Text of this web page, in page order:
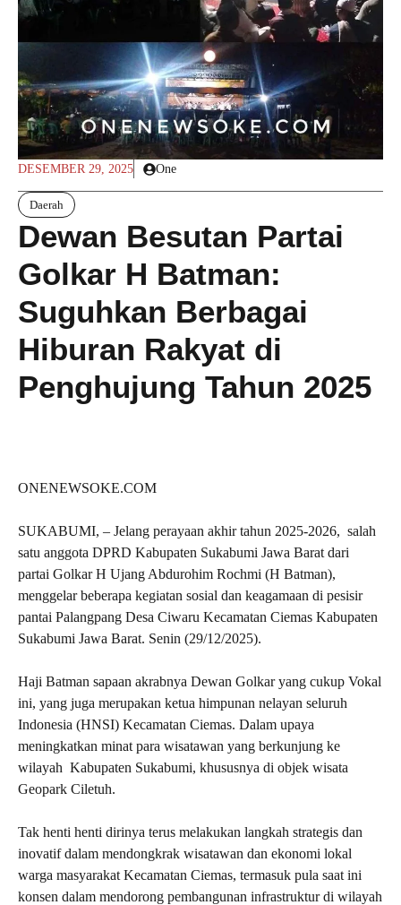
DESEMBER 29, 2025 One
Daerah
Dewan Besutan Partai
Golkar H Batman:
Suguhkan Berbagai
Hiburan Rakyat di
Penghujung Tahun 2025
ONENEWSOKE.COM
SUKABUMI, – Jelang perayaan akhir tahun 2025-2026, salah
satu anggota DPRD Kabupaten Sukabumi Jawa Barat dari
partai Golkar H Ujang Abdurohim Rochmi (H Batman),
menggelar beberapa kegiatan sosial dan keagamaan di pesisir
pantai Palangpang Desa Ciwaru Kecamatan Ciemas Kabupaten
Sukabumi Jawa Barat. Senin (29/12/2025).
Haji Batman sapaan akrabnya Dewan Golkar yang cukup Vokal
ini, yang juga merupakan ketua himpunan nelayan seluruh
Indonesia (HNSI) Kecamatan Ciemas. Dalam upaya
meningkatkan minat para wisatawan yang berkunjung ke
wilayah Kabupaten Sukabumi, khususnya di objek wisata
Geopark Ciletuh.
Tak henti henti dirinya terus melakukan langkah strategis dan
inovatif dalam mendongkrak wisatawan dan ekonomi lokal
warga masyarakat Kecamatan Ciemas, termasuk pula saat ini
konsen dalam mendorong pembangunan infrastruktur di wilayah